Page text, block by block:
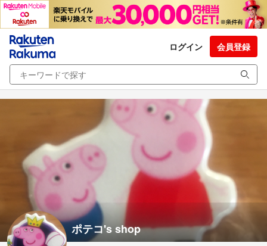
ログイン 会員登録
ポテコ's shop